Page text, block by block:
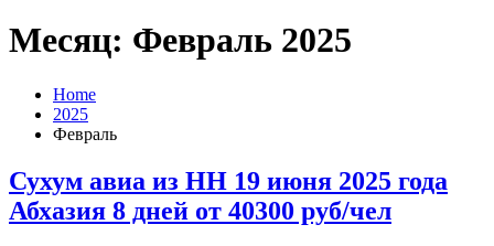
Месяц: Февраль 2025
Home
2025
Февраль
Сухум авиа из НН 19 июня 2025 года
Абхазия 8 дней от 40300 руб/чел